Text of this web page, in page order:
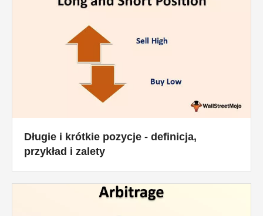
Długie i krótkie pozycje - definicja,
przykład i zalety